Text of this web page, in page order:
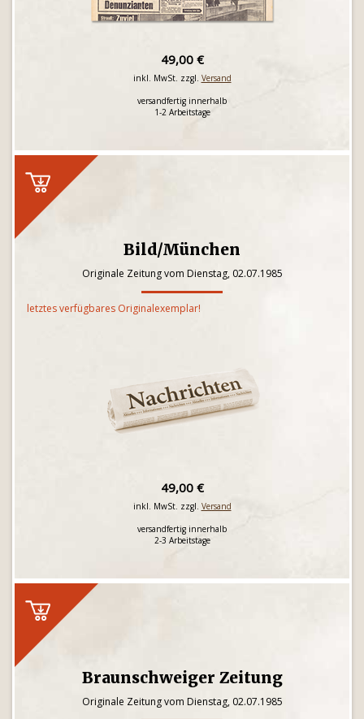
49,00 €
inkl. MwSt. zzgl. Versand
versandfertig innerhalb
1-2 Arbeitstage
Bild/München
Originale Zeitung vom Dienstag, 02.07.1985
letztes verfügbares Originalexemplar!
49,00 €
inkl. MwSt. zzgl. Versand
versandfertig innerhalb
2-3 Arbeitstage
Braunschweiger Zeitung
Originale Zeitung vom Dienstag, 02.07.1985